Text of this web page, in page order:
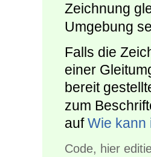
Zeichnung
Umgebung
Falls die
einer
bereit
zum
aufWie kann
Code, hier